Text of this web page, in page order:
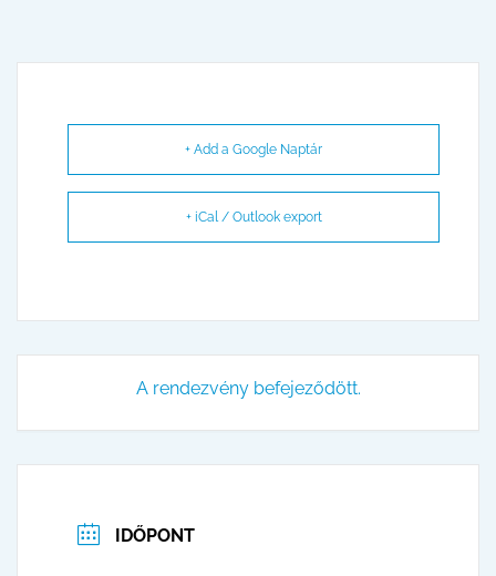
+ Add a Google Naptár
+ iCal / Outlook export
A rendezvény befejeződött.
IDŐPONT